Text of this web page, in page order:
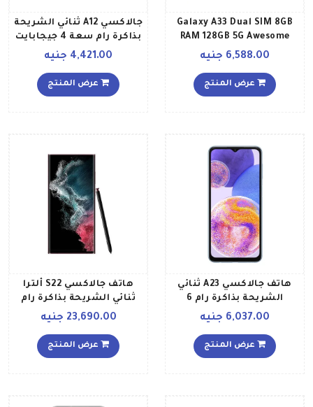
Galaxy A33 Dual SIM 8GB
RAM 128GB 5G Awesome
Blue
6,588.00 جنيه
عرض المنتج
جالاكسي A12 ثنائي الشريحة
بذاكرة رام سعة 4 جيجابايت
4,421.00 جنيه
عرض المنتج
هاتف جالاكسي A23 ثنائي
الشريحة بذاكرة رام 6
بلون زرق إصدار الشرق
6,037.00 جنيه
عرض المنتج
هاتف جالاكسي S22 ألترا
ثنائي الشريحة بذاكرة رام
سعة 12 جيجابايت وذاكرة
يدعم تقنية 5G بلون بورغندي
23,690.00 جنيه
عرض المنتج